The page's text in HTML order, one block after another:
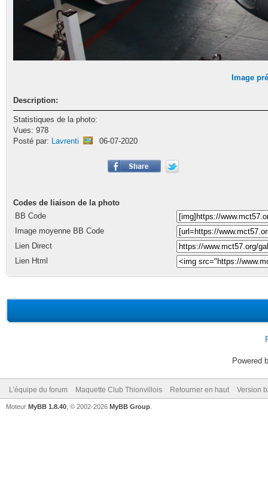
Image
Description:
Statistiques de la photo:
Vues: 978
Posté par: Lavrenti 06-07-2020
Codes de liaison de la photo
BB Code
Image moyenne BB Code
Lien Direct
Lien Html
Powered
L’équipe du forum Maquette Club Thionvillois Retourner en haut Version
Moteur MyBB 1.8.40 , © 2002-2026 MyBB Group